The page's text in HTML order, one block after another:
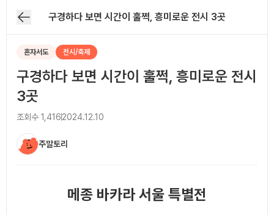
구경하다 보면 시간이 훌쩍, 흥미로운 전시 3곳
혼자서도 전시/축제
구경하다 보면 시간이 훌쩍, 흥미로운 전시
3곳
조회수 1,4162024.12.10
주말토리
메종 바카라 서울 특별전